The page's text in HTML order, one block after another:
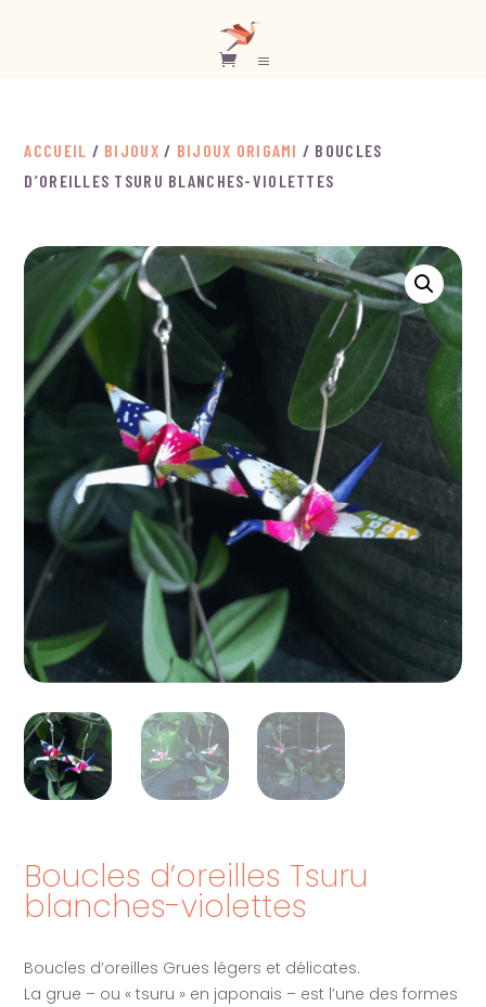
ACCUEIL / BIJOUX / BIJOUX ORIGAMI / BOUCLES
D’OREILLES TSURU BLANCHES-VIOLETTES
Boucles d’oreilles Tsuru
blanches-violettes
Boucles d’oreilles Grues légers et délicates.
La grue – ou « tsuru » en japonais – est l’une des formes